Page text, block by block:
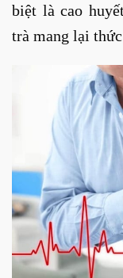
biệt là cao
trà mang lại